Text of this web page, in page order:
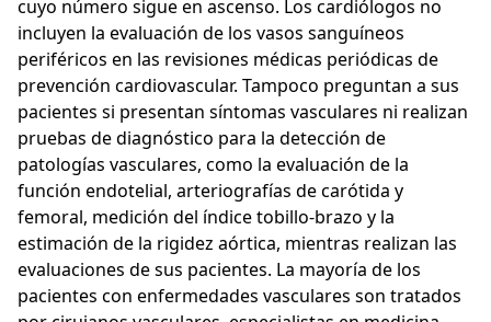
cuyo número sigue en ascenso. Los cardiólogos no
incluyen la evaluación de los vasos sanguíneos
periféricos en las revisiones médicas periódicas de
prevención cardiovascular. Tampoco preguntan a sus
pacientes si presentan síntomas vasculares ni realizan
pruebas de diagnóstico para la detección de
patologías vasculares, como la evaluación de la
función endotelial, arteriografías de carótida y
femoral, medición del índice tobillo-brazo y la
estimación de la rigidez aórtica, mientras realizan las
evaluaciones de sus pacientes. La mayoría de los
pacientes con enfermedades vasculares son tratados